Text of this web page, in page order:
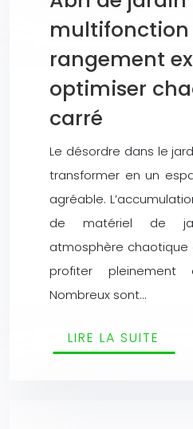
multifonction
rangement
optimiser
carré
Le désordre dans le
transformer en un
agréable.
de matériel de
atmosphère
profiter pleinement
Nombreux sont…
LIRE LA SUITE